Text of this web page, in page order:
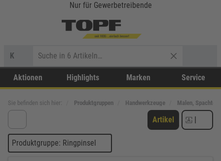
Nur für Gewerbetreibende
K
Aktionen Highlights Marken Service
Sie befinden sich hier: Produktgruppen Handwerkzeuge Malen,
Artikel |
Produktgruppe: Ringpinsel